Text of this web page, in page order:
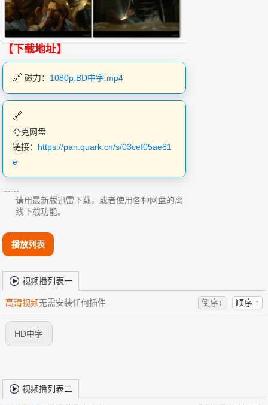
【下载地址】
磁力： 1080p.BD中字.mp4
夸克网盘
链接： https://pan.quark.cn/s/03cef05ae81
e
……
请用最新版迅雷下载，或者使用各种网盘的离
线下载功能。
播放列表
视频播列表一
高清视频无需安装任何插件 倒序↓ 顺序 ↑
HD中字
视频播列表二